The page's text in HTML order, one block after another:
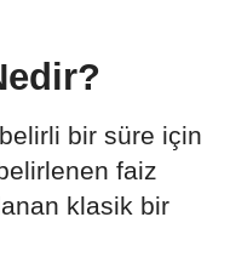
bir süre için
faiz
klasik bir